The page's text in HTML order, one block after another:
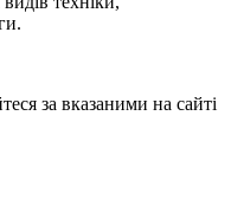
за вказаними на сайті